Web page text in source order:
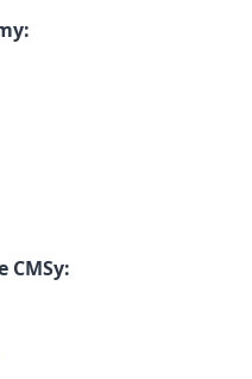
CMSy: